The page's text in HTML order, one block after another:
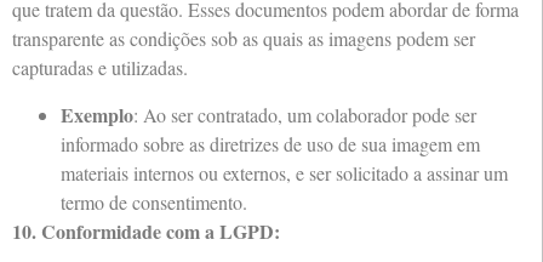
que tratem da questão. Esses documentos podem abordar de forma
transparente as condições sob as quais as imagens podem ser
capturadas e utilizadas.
Exemplo: Ao ser contratado, um colaborador pode ser
informado sobre as diretrizes de uso de sua imagem em
materiais internos ou externos, e ser solicitado a assinar um
termo de consentimento.
10. Conformidade com a LGPD: